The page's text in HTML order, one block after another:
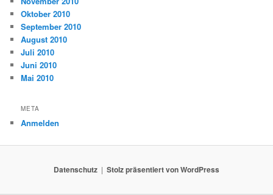
Oktober 2010
September 2010
August 2010
Juli 2010
Juni 2010
Mai 2010
META
Anmelden
Datenschutz Stolz präsentiert von WordPress